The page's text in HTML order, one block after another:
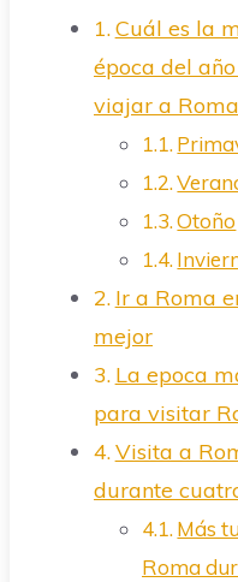
Cuál es la
época del
viajar a Roma
Otoño
Ir a Roma
mejor
La epoca
para visitar
Visita a
durante
Más
Roma